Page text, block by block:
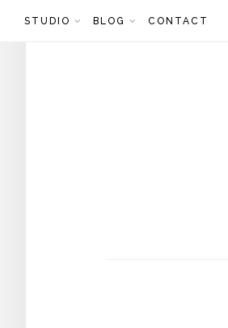
STUDIO BLOG CONTACT